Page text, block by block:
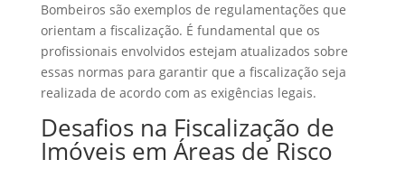
Bombeiros são exemplos de regulamentações que
orientam a fiscalização. É fundamental que os
profissionais envolvidos estejam atualizados sobre
essas normas para garantir que a fiscalização seja
realizada de acordo com as exigências legais.
Desafios na Fiscalização de
Imóveis em Áreas de Risco